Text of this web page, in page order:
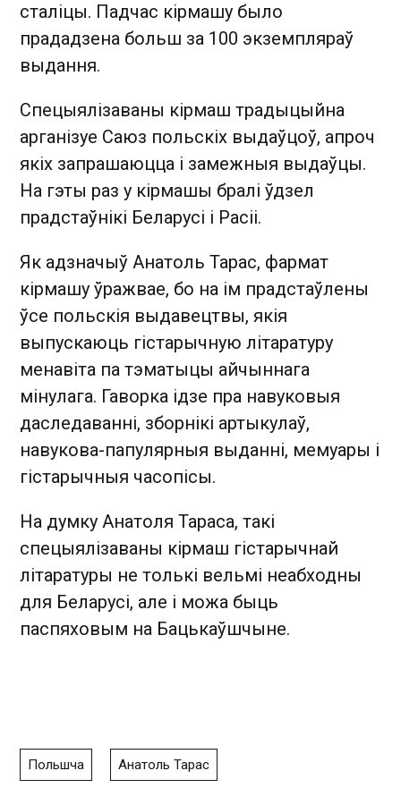
сталіцы. Падчас кірмашу было
прададзена больш за 100 экземпляраў
выдання.
Спецыялізаваны кірмаш традыцыйна
арганізуе Саюз польскіх выдаўцоў, апроч
якіх запрашаюцца і замежныя выдаўцы.
На гэты раз у кірмашы бралі ўдзел
прадстаўнікі Беларусі і Расіі.
Як адзначыў Анатоль Тарас, фармат
кірмашу ўражвае, бо на ім прадстаўлены
ўсе польскія выдавецтвы, якія
выпускаюць гістарычную літаратуру
менавіта па тэматыцы айчыннага
мінулага. Гаворка ідзе пра навуковыя
даследаванні, зборнікі артыкулаў,
навукова-папулярныя выданні, мемуары і
гістарычныя часопісы.
На думку Анатоля Тараса, такі
спецыялізаваны кірмаш гістарычнай
літаратуры не толькі вельмі неабходны
для Беларусі, але і можа быць
паспяховым на Бацькаўшчыне.
Польшча Анатоль Тарас